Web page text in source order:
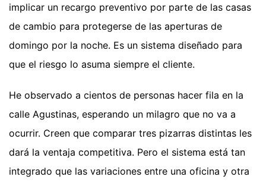
implicar un recargo preventivo por parte de las casas
de cambio para protegerse de las aperturas de
domingo por la noche. Es un sistema diseñado para
que el riesgo lo asuma siempre el cliente.
He observado a cientos de personas hacer fila en la
calle Agustinas, esperando un milagro que no va a
ocurrir. Creen que comparar tres pizarras distintas les
dará la ventaja competitiva. Pero el sistema está tan
integrado que las variaciones entre una oficina y otra